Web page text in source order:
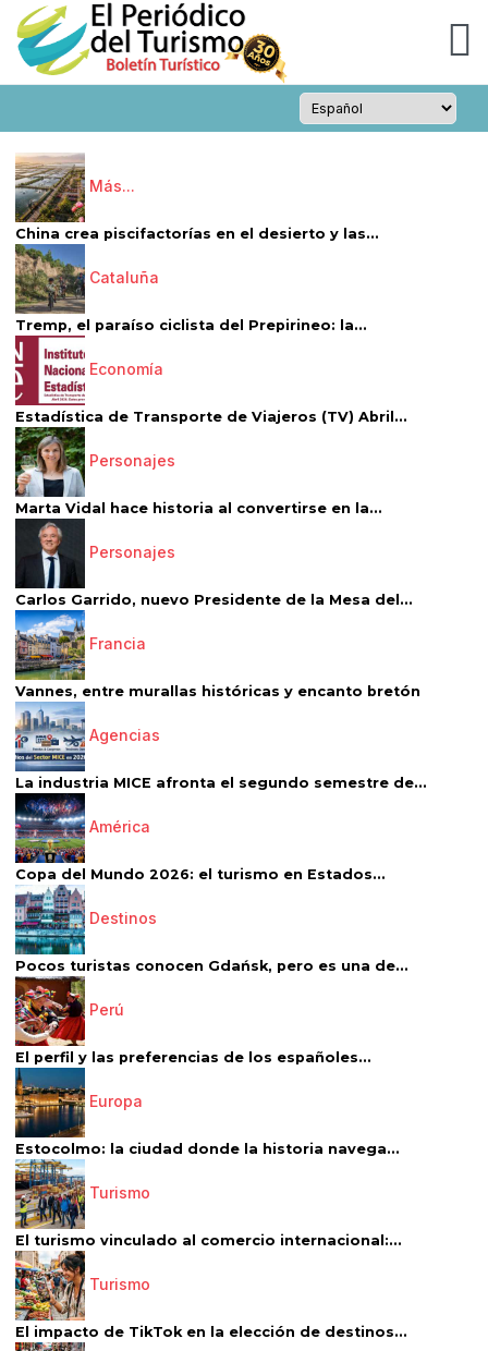
Más...
China crea piscifactorías en el desierto y las...
Cataluña
Tremp, el paraíso ciclista del Prepirineo: la...
Economía
Estadística de Transporte de Viajeros (TV) Abril...
Personajes
Marta Vidal hace historia al convertirse en la...
Personajes
Carlos Garrido, nuevo Presidente de la Mesa del...
Francia
Vannes, entre murallas históricas y encanto bretón
Agencias
La industria MICE afronta el segundo semestre de...
América
Copa del Mundo 2026: el turismo en Estados...
Destinos
Pocos turistas conocen Gdańsk, pero es una de...
Perú
El perfil y las preferencias de los españoles...
Europa
Estocolmo: la ciudad donde la historia navega...
Turismo
El turismo vinculado al comercio internacional:...
Turismo
El impacto de TikTok en la elección de destinos...